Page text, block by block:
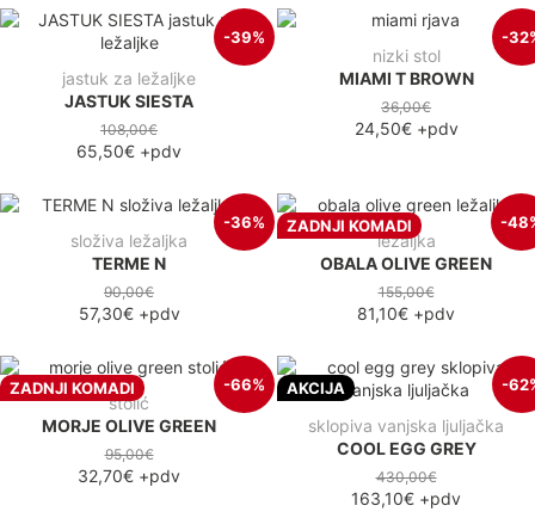
-39%
jastuk za ležaljke
JASTUK SIESTA
108,00€
65,50€ +pdv
-
nizki stol
MIAMI T BROWN
36,00€
24,50€+pdv
-36%
složiva ležaljka
TERME N
90,00€
57,30€+pdv
ZADNJI KOMADI -
ležaljka
OBALA OLIVE GREEN
155,00€
81,10€ +pdv
ZADNJI KOMADI -66%
stolić
MORJE OLIVE GREEN
95,00€
32,70€ +pdv
AKCIJA -
sklopiva vanjska ljuljačka
COOL EGG GREY
430,00€
163,10€ +pdv